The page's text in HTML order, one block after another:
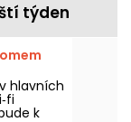
týden
hlavních
k